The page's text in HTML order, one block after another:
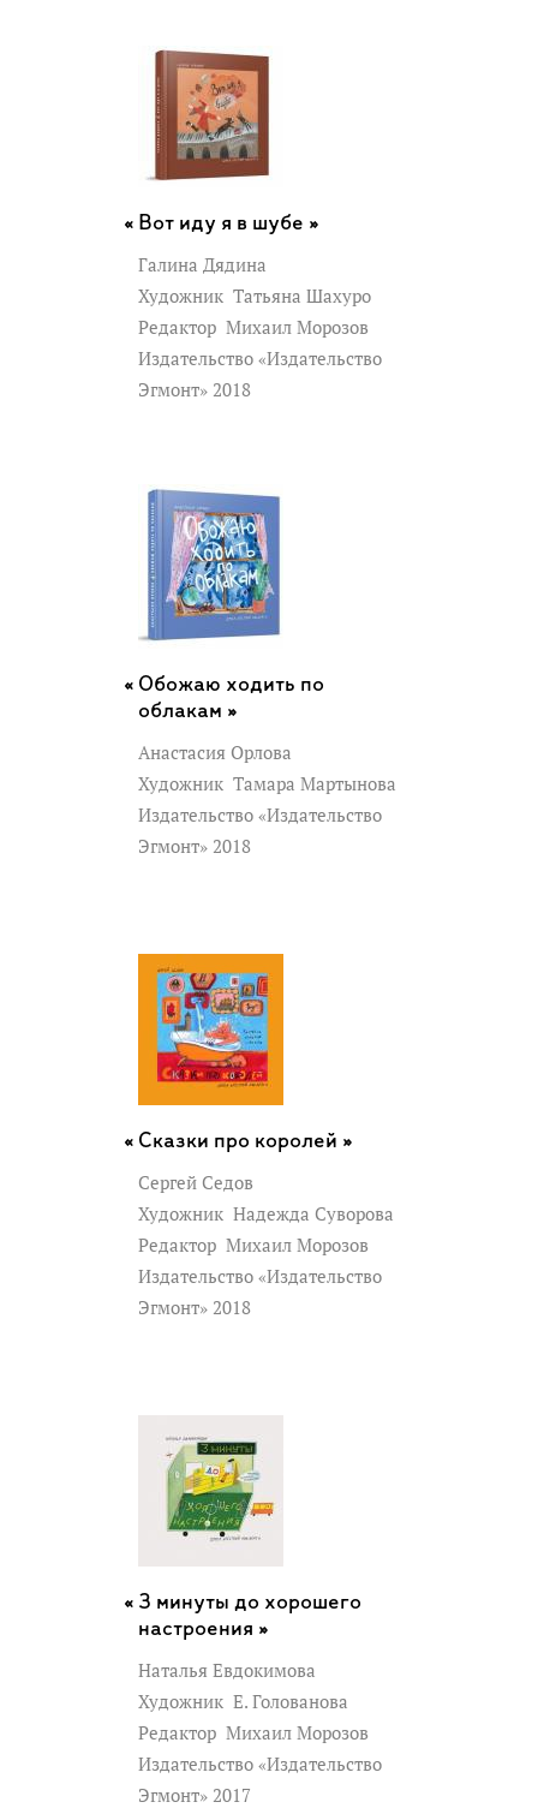
Вот иду я в шубе »
Галина Дядина
Художник Татьяна Шахуро
Редактор Михаил Морозов
Издательство «Издательство
Эгмонт» 2018
Обожаю ходить по
облакам »
Анастасия Орлова
Художник Тамара Мартынова
Издательство «Издательство
Эгмонт» 2018
Сказки про королей »
Сергей Седов
Художник Надежда Суворова
Редактор Михаил Морозов
Издательство «Издательство
Эгмонт» 2018
3 минуты до хорошего
настроения »
Наталья Евдокимова
Художник Е. Голованова
Редактор Михаил Морозов
Издательство «Издательство
Эгмонт» 2017